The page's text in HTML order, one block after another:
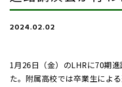
SSH活動
お知らせ
2024.02.02
1月26日（金）のLHRに70期
た。附属高校では卒業生によ